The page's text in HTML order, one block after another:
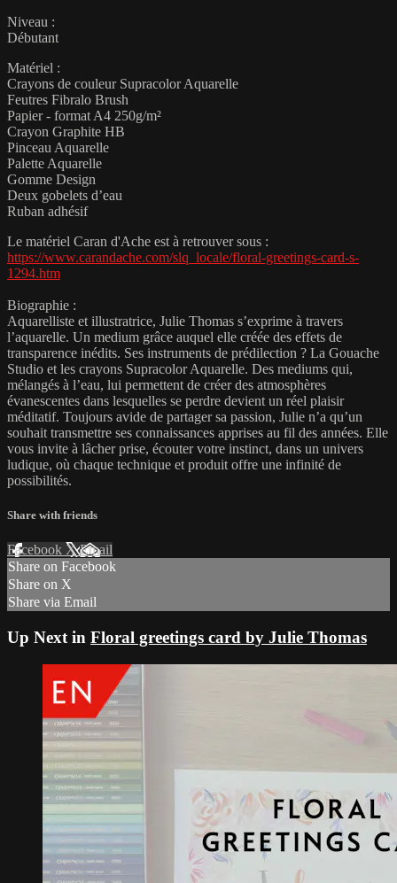
Niveau :
Débutant
Matériel :
Crayons de couleur Supracolor Aquarelle
Feutres Fibralo Brush
Papier - format A4 250g/m²
Crayon Graphite HB
Pinceau Aquarelle
Palette Aquarelle
Gomme Design
Deux gobelets d’eau
Ruban adhésif
Le matériel Caran d'Ache est à retrouver sous :
https://www.carandache.com/slq_locale/floral-greetings-card-s-
1294.htm
Biographie :
Aquarelliste et illustratrice, Julie Thomas s’exprime à travers
l’aquarelle. Un medium grâce auquel elle créée des effets de
transparence inédits. Ses instruments de prédilection ? La Gouache
Studio et les crayons Supracolor Aquarelle. Des mediums qui,
mélangés à l’eau, lui permettent de créer des atmosphères
évanescentes dans lesquelles se perdre devient un réel plaisir
méditatif. Toujours avide de partager sa passion, Julie n’a qu’un
souhait transmettre ses connaissances apprises au fil des années. Elle
vous invite à lâcher prise, écouter votre instinct, dans un univers
ludique, où chaque technique et produit offre une infinité de
possibilités.
Share with friends
Facebook XEmail
Share on Facebook
Share on X
Share via Email
Up Next in Floral greetings card by Julie Thomas